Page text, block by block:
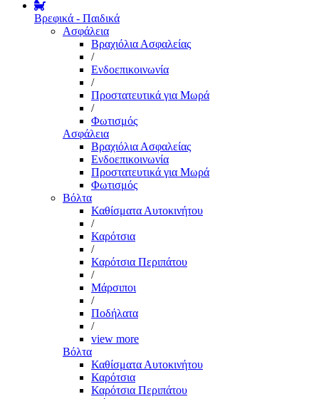
Βρεφικά - Παιδικά
Ασφάλεια
Βραχιόλια Ασφαλείας
/
Ενδοεπικοινωνία
/
Προστατευτικά για Μωρά
/
Φωτισμός
Ασφάλεια
Βραχιόλια Ασφαλείας
Ενδοεπικοινωνία
Προστατευτικά για Μωρά
Φωτισμός
Βόλτα
Καθίσματα Αυτοκινήτου
/
Καρότσια
/
Καρότσια Περιπάτου
/
Μάρσιποι
/
Ποδήλατα
/
view more
Βόλτα
Καθίσματα Αυτοκινήτου
Καρότσια
Καρότσια Περιπάτου